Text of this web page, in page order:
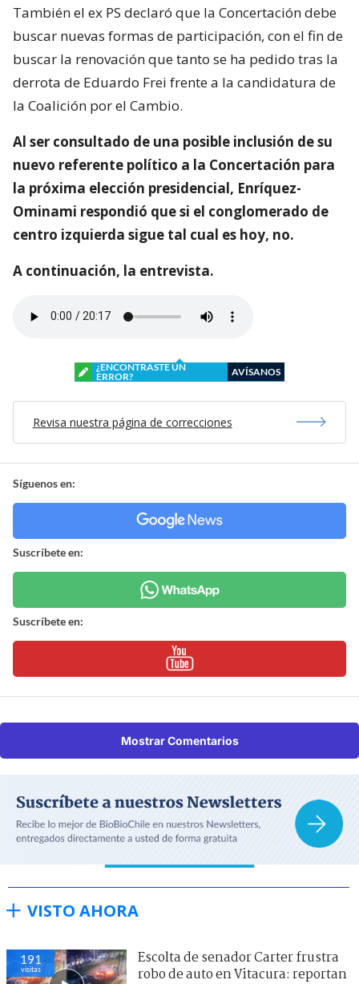
También el ex PS declaró que la Concertación debe
buscar nuevas formas de participación, con el fin de
buscar la renovación que tanto se ha pedido tras la
derrota de Eduardo Frei frente a la candidatura de
la Coalición por el Cambio.
Al ser consultado de una posible inclusión de su
nuevo referente político a la Concertación para
la próxima elección presidencial, Enríquez-
Ominami respondió que si el conglomerado de
centro izquierda sigue tal cual es hoy, no.
A continuación, la entrevista.
¿ENCONTRASTE UN
ERROR?
AVÍSANOS
Revisa nuestra página de correcciones
Síguenos en:
Suscríbete en:
Suscríbete en:
Mostrar Comentarios
VISTO AHORA
204
visitas
Escolta de senador Carter frustra
robo de auto en Vitacura: reportan